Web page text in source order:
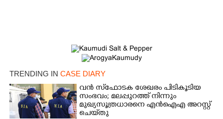
TRENDING IN CASE DIARY
വൻ സ്‌ഫോടക ശേഖരം പിടികൂടിയ
സംഭവം; മലപ്പുറത്ത് നിന്നും
മുഖ്യസൂത്രധാരനെ എൻഐഎ അറസ്റ്റ്
ചെയ്‌തു
Share this link